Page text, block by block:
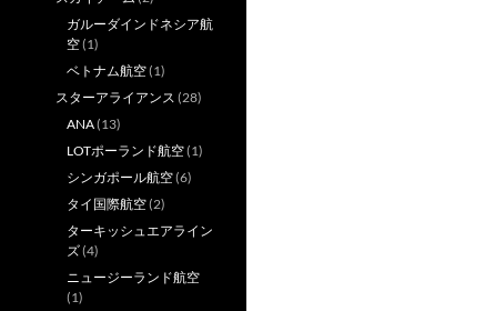
ガルーダインドネシア航
空(1)
ベトナム航空(1)
スターアライアンス (28)
ANA(13)
LOTポーランド航空(1)
シンガポール航空(6)
タイ国際航空(2)
ターキッシュエアライン
ズ(4)
ニュージーランド航空
(1)